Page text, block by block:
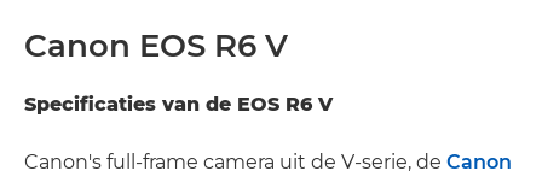
Canon EOS R6 V
Specificaties van de EOS R6 V
Canon's full-frame camera uit de V-serie, de Canon